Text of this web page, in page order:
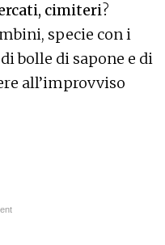
cimiteri?
specie con i
bolle di sapone e di
all’improvviso